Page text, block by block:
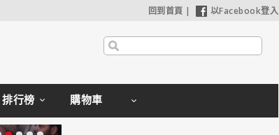
回到首頁 | 以Facebook登入
排行榜 購物車